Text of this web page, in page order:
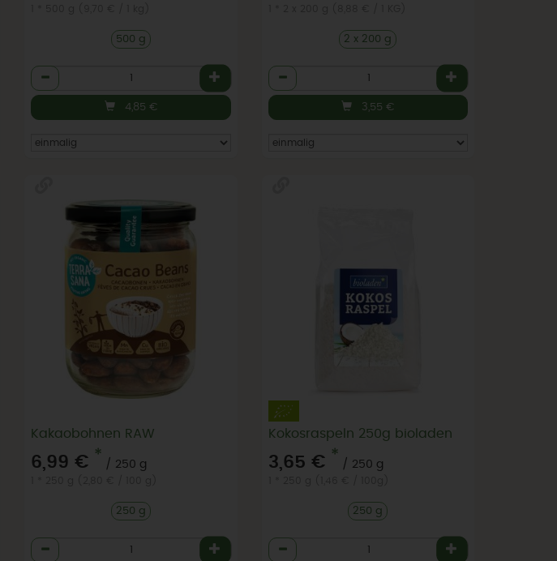
500 g
Anzahl
4,85 €
2 x 200 g
Anzahl
3,55 €
Kakaobohnen RAW
6,99 € *
/ 250 g
250 g
Anzahl
Kokosraspeln 250g bioladen
3,65 € *
/ 250 g
250 g
Anzahl